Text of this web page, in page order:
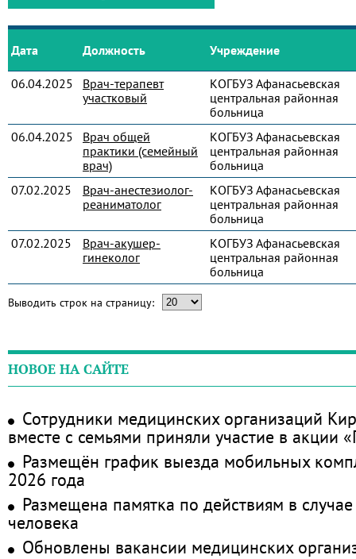
Дата Должность Учреждение
06.04.2025
Врач-терапевт
участковый
КОГБУЗ Афанасьевская
центральная районная
больница
06.04.2025
Врач общей
практики (семейный
врач)
КОГБУЗ Афанасьевская
центральная районная
больница
07.02.2025
Врач-анестезиолог-
реаниматолог
КОГБУЗ Афанасьевская
центральная районная
больница
07.02.2025
Врач-акушер-
гинеколог
КОГБУЗ Афанасьевская
центральная районная
больница
Выводить строк на страницу:
НОВОЕ НА САЙТЕ
Сотрудники медицинских организаций
вместе с семьями приняли участие в акции
Размещён график выезда мобильных
2026 года
Размещена памятка по действиям в
человека
Обновлены вакансии медицинских